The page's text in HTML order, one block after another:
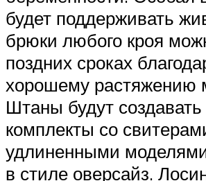
будет поддерживать
брюки любого кроя
поздних сроках
хорошему растяжению
Штаны будут
комплекты со
удлиненными
в стиле оверсайз.